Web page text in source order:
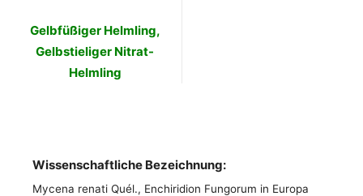
Gelbfüßiger Helmling,
Gelbstieliger Nitrat-
Helmling
Wissenschaftliche Bezeichnung:
Mycena renati Quél., Enchiridion Fungorum in Europa